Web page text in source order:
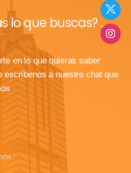
lo que buscas? ...
en lo que quieras saber
escríbenos a nuestro chat que